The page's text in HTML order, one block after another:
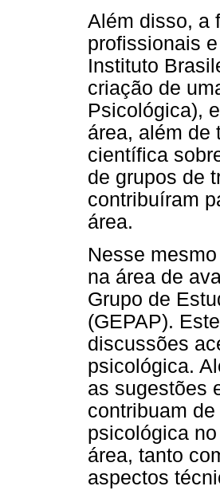
Além disso, a
profissionais
Instituto
criação de
Psicológica),
área, além de
científica
de grupos de
contribuíram
área.
Nesse
na área de
Grupo de
(GEPAP).
discussões
psicológica.
as sugestões
contribuam
psicológica
área, tanto
aspectos